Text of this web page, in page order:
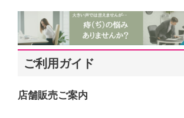
ご利用ガイド
店舗販売ご案内